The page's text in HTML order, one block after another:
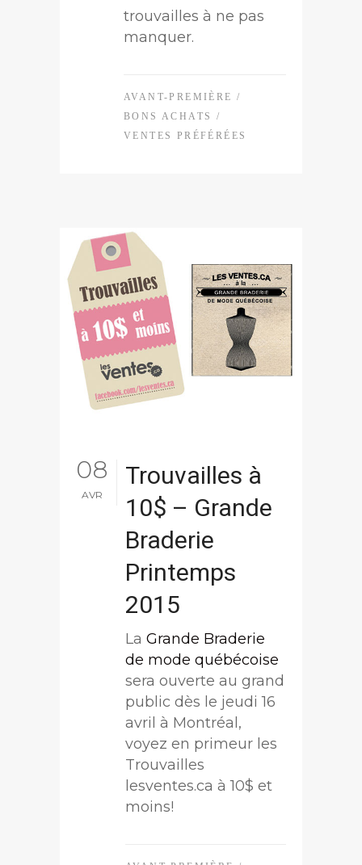
trouvailles à ne pas
manquer.
AVANT-PREMIÈRE /
BONS ACHATS
/
VENTES PRÉFÉRÉES
08
AVR
Trouvailles à
10$ – Grande
Braderie
Printemps
2015
La Grande Braderie
de mode québécoise
sera ouverte au grand
public dès le jeudi 16
avril à Montréal,
voyez en primeur les
Trouvailles
lesventes.ca à 10$ et
moins!